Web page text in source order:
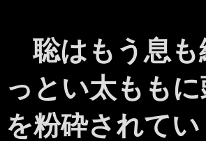
聡はもう息も
っとい太もも
を粉砕されてい